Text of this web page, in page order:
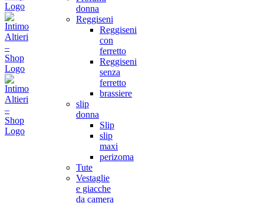
donna
Reggiseni
Reggiseni
con
ferretto
Reggiseni
senza
ferretto
brassiere
slip
donna
Slip
slip
maxi
perizoma
Tute
Vestaglie
e giacche
da camera